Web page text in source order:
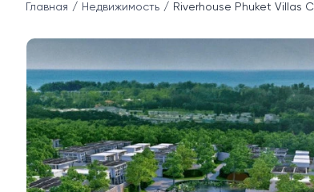
Главная Недвижимость Riverhouse Phuket Villas